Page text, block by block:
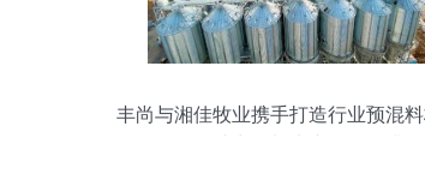
丰尚与湘佳牧业携手打造行业预混